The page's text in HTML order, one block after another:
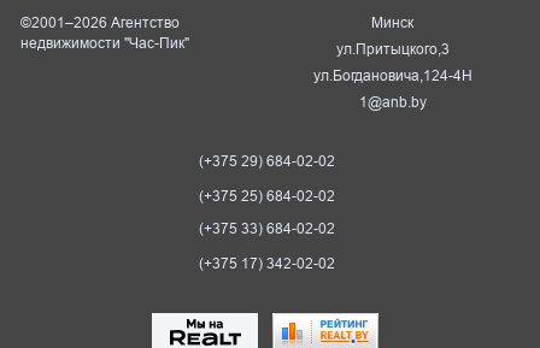
©2001–2026 Агентство
недвижимости "Час-Пик"
Минск
ул.Притыцкого,3
ул.Богдановича,124-4Н
1@anb.by
(+375 29) 684-02-02
(+375 25) 684-02-02
(+375 33) 684-02-02
(+375 17) 342-02-02